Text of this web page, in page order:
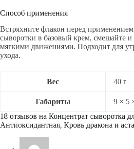
Способ применения
Встряхните флакон перед
сыворотки в базовый крем, смешайте и
мягкими движениями. Подходит для
ухода.
Вес 40 г
Габариты
9 × 5
18 отзывов на Концентрат сыворотка
Антиоксидантная, Кровь дракона и